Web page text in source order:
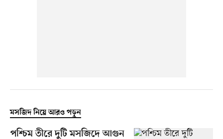
মসজিদ নিয়ে আরও পড়ুন
পশ্চিম তীরে দুটি মসজিদে আগুন